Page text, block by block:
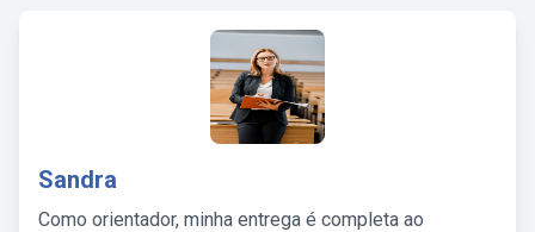
Sandra
Como orientador, minha entrega é completa ao